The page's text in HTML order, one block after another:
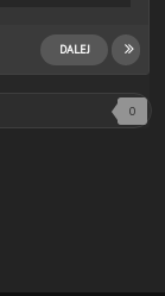
DALEJ
0